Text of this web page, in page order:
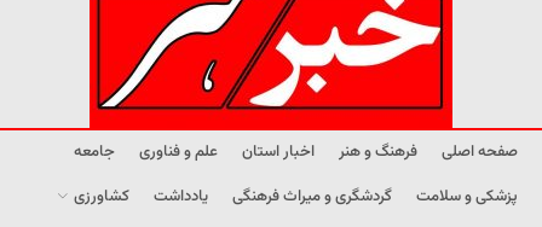
صفحه اصلی فرهنگ و هنر اخبار استان علم و فناوری
جامعه
پزشکی و سلامت
گردشگری و میراث فرهنگی یادداشت
کشاورزی